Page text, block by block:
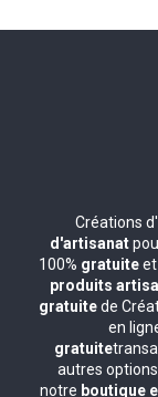
Créations
d'artisanat
100% gratuiteet
produits
gratuitede
en
gratuite
autres
notre boutique